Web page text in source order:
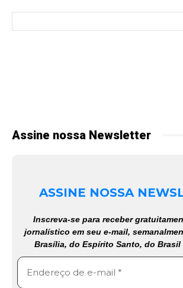
Assine nossa Newsletter
ASSINE NOSSA
Inscreva-se para receber
jornalístico em seu e-mail,
Brasília, do Espírito Santo, do Brasil